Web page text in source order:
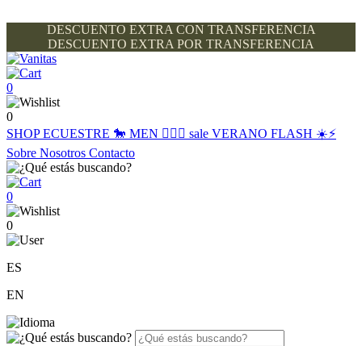
DESCUENTO EXTRA CON TRANSFERENCIA
DESCUENTO EXTRA POR TRANSFERENCIA
0
0
SHOPECUESTRE 🐎 MEN 🙋🏽‍♂️ sale VERANO FLASH ☀️⚡️
Sobre Nosotros Contacto
0
0
ES
EN